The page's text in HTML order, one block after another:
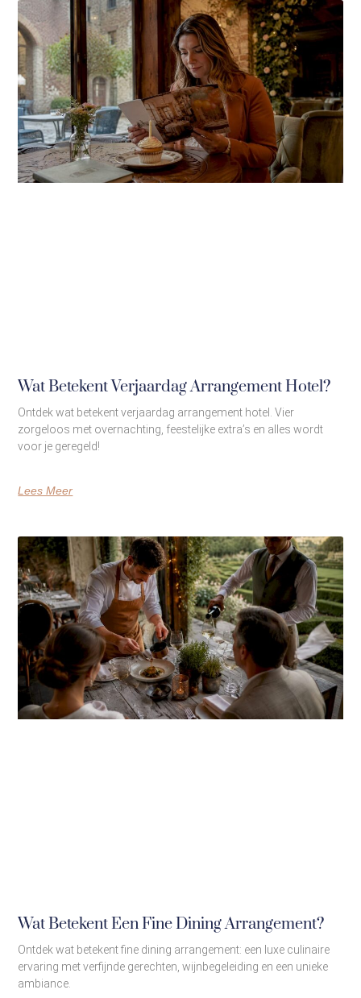
Wat Betekent Verjaardag Arrangement Hotel?
Ontdek wat betekent verjaardag arrangement hotel. Vier
zorgeloos met overnachting, feestelijke extra’s en alles wordt
voor je geregeld!
Lees Meer
Wat Betekent Een Fine Dining Arrangement?
Ontdek wat betekent fine dining arrangement: een luxe culinaire
ervaring met verfijnde gerechten, wijnbegeleiding en een unieke
ambiance.